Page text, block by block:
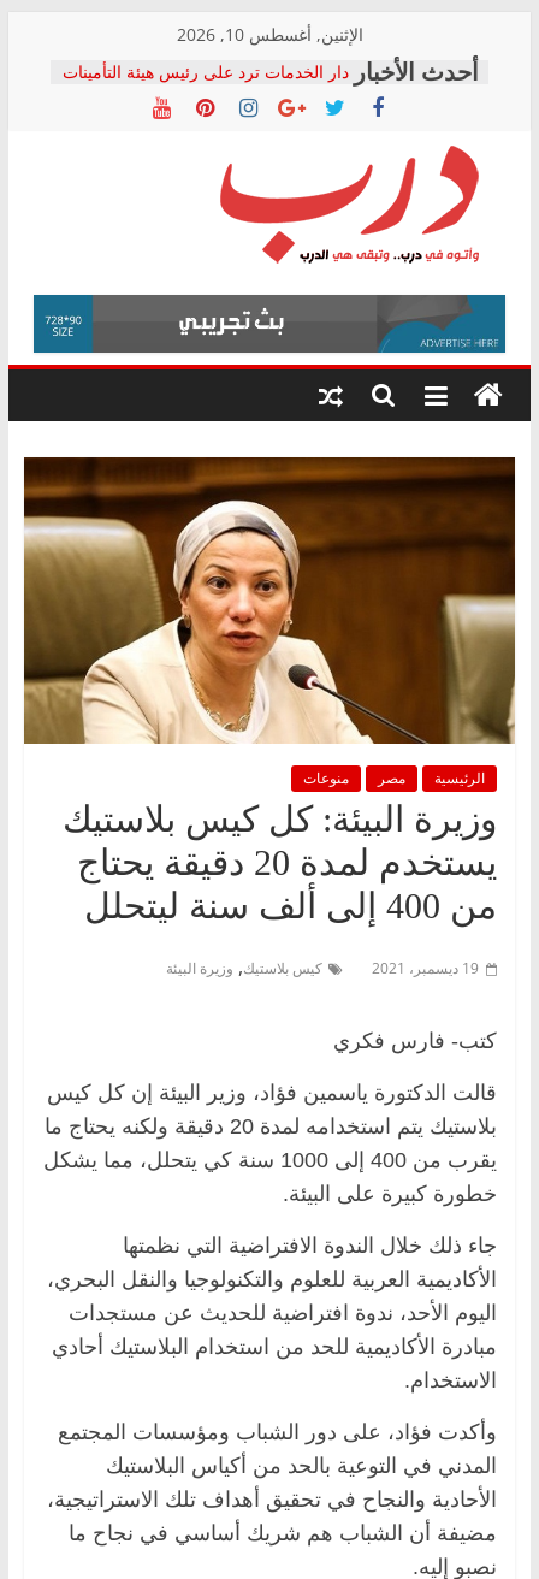
content
الإثنين, أغسطس 10, 2026
دار الخدمات ترد على رئيس هيئة التأمينات
بعد مؤتمره الصحفي: إنكار الأزمة لا ينهي
معاناة أصحاب المعاشات.. ونطالب بكشف
فرحات سليمان يكتب: القطاع الصحي إلى
أين؟
حزب التحالف الشعبي يطلق لجنة “الحق
في الصحة” بالإسكندرية لرصد الانتهاكات
ودعم المرضى
الوزاري لمدينة الصحفيين.. وانتهاء أعمال
إنشاء المبنى الإداري
المجلس القومي لحقوق الإنسان يعلن
متابعة قضية الدكتور محمد زهران.. ويؤكد:
قرينة البراءة وضمانات المحاكمة العادلة
درب
وأتوه
درب..
وتبقى
هي
الرئيسية مصر منوعات
وزيرة البيئة: كل كيس بلاستيك
يستخدم لمدة 20 دقيقة يحتاج
من 400 إلى ألف سنة ليتحلل
19 ديسمبر، 2021 كيس بلاستيك, وزيرة البيئة
كتب- فارس فكري
قالت الدكتورة ياسمين فؤاد، وزير البيئة إن كل كيس
بلاستيك يتم استخدامه لمدة 20 دقيقة ولكنه يحتاج ما
يقرب من 400 إلى 1000 سنة كي يتحلل، مما يشكل
خطورة كبيرة على البيئة.
جاء ذلك خلال الندوة الافتراضية التي نظمتها
الأكاديمية العربية للعلوم والتكنولوجيا والنقل البحري،
اليوم الأحد، ندوة افتراضية للحديث عن مستجدات
مبادرة الأكاديمية للحد من استخدام البلاستيك أحادي
الاستخدام.
وأكدت فؤاد، على دور الشباب ومؤسسات المجتمع
المدني في التوعية بالحد من أكياس البلاستيك
الأحادية والنجاح في تحقيق أهداف تلك الاستراتيجية،
مضيفة أن الشباب هم شريك أساسي في نجاح ما
نصبو إليه.